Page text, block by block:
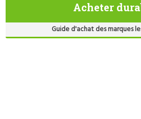
Acheter
Guide d'achat des marques